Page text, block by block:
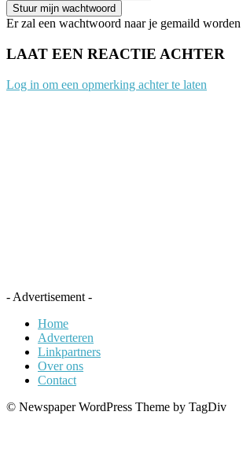
Er zal een wachtwoord naar je gemaild worden
LAAT EEN REACTIE ACHTER
Log in om een opmerking achter te laten
- Advertisement -
Home
Adverteren
Linkpartners
Over ons
Contact
© Newspaper WordPress Theme by TagDiv